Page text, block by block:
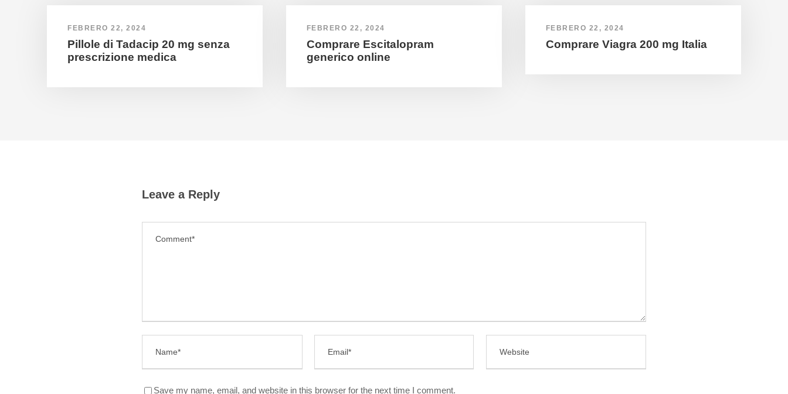
FEBRERO 22, 2024
Pillole di Tadacip 20 mg senza
prescrizione medica
FEBRERO 22, 2024
Comprare Escitalopram
generico online
FEBRERO 22, 2024
Comprare Viagra 200 mg Italia
Leave a Reply
Save my name, email, and website in this browser for the next time I comment.